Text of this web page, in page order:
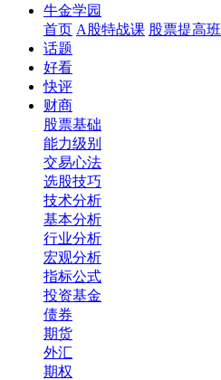
牛金学园
首页 A股特战课 股票提高班
话题
好看
快评
财商
股票基础
能力级别
交易心法
选股技巧
技术分析
基本分析
行业分析
宏观分析
指标公式
投资基金
债券
期货
外汇
期权